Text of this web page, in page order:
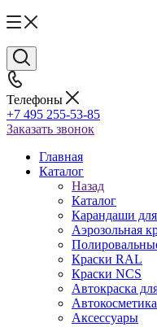
Телефоны
+7 495 255-53-85
Заказать звонок
Главная
Каталог
Назад
Каталог
Карандаши
Аэрозольная
Краски RAL
Краски NCS
Автокраска
Аксессуары